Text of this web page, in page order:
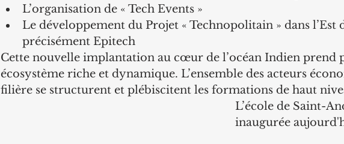
L’organisation de « Tech Events »
Le développement du Projet « Technopolitain » dans l’Est
précisément Epitech
Cette nouvelle implantation au cœur de l’océan Indien prend
écosystème riche et dynamique. L’ensemble des acteurs
filière se structurent et plébiscitent les formations de haut
L’école de Saint-
inaugurée